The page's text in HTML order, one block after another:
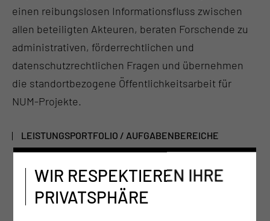
einen reibungslosen Informationsfluss zwischen
allen beteiligten Akteuren, beraten Forschende zu
administrativen, förderrechtlichen und
datenschutzrechtlichen Fragen und übernehmen
die standortbezogene Öffentlichkeitsarbeit für
NUM-Projekte.
LEISTUNGSPORTFOLIO / AUFGABENBEREICHE
Standort und im bundesweiten Netzwerk
Unterstützung der Wissenschaftler:innen in
WIR RESPEKTIEREN IHRE
PRIVATSPHÄRE